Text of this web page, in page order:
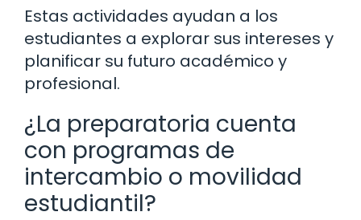
Estas actividades ayudan a los
estudiantes a explorar sus intereses y
planificar su futuro académico y
profesional.
¿La preparatoria cuenta
con programas de
intercambio o movilidad
estudiantil?